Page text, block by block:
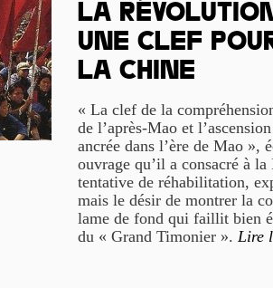
La
une clef
la Chine
« La clef de la
de l’après-Mao et
ancrée dans l’ère de Mao »,
ouvrage qu’il a consacré à
tentative de réhabilitation,
mais le désir de montrer la
lame de fond qui faillit bien
du « Grand Timonier ». Lire